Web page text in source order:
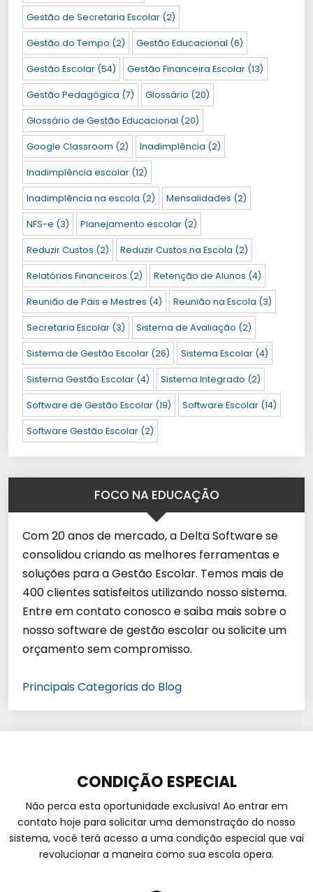
Gestão de Secretaria Escolar (2)
Gestão do Tempo (2) Gestão Educacional (6)
Gestão Escolar (54) Gestão Financeira Escolar (13)
Gestão Pedagógica (7) Glossário (20)
Glossário de Gestão Educacional (20)
Google Classroom (2) Inadimplência (2)
Inadimplência escolar (12)
Inadimplência na escola (2) Mensalidades (2)
NFS-e (3) Planejamento escolar (2)
Reduzir Custos (2) Reduzir Custos na Escola (2)
Relatórios Financeiros (2) Retenção de Alunos (4)
Reunião de Pais e Mestres (4) Reunião na Escola (3)
Secretaria Escolar (3) Sistema de Avaliação (2)
Sistema de Gestão Escolar (26) Sistema Escolar (4)
Sistema Gestão Escolar (4) Sistema Integrado (2)
Software de Gestão Escolar (19) Software Escolar (14)
Software Gestão Escolar (2)
FOCO NA EDUCAÇÃO
Com 20 anos de mercado, a Delta Software se
consolidou criando as melhores ferramentas e
soluções para a Gestão Escolar. Temos mais de
400 clientes satisfeitos utilizando nosso sistema.
Entre em contato conosco e saiba mais sobre o
nosso software de gestão escolar ou solicite um
orçamento sem compromisso.
Principais Categorias do Blog
CONDIÇÃO ESPECIAL
Não perca esta oportunidade exclusiva! Ao entrar em
contato hoje para solicitar uma demonstração do nosso
sistema, você terá acesso a uma condição especial que vai
revolucionar a maneira como sua escola opera.